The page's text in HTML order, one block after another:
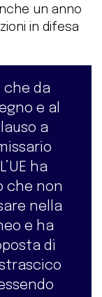
un anno
in difesa
che da
e al
a
ha
che non
nella
e ha
di